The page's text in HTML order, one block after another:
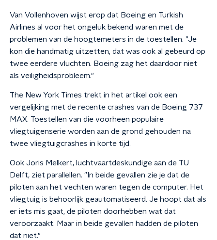
Van Vollenhoven wijst erop dat Boeing en Turkish
Airlines al voor het ongeluk bekend waren met de
problemen van de hoogtemeters in de toestellen. "Je
kon die handmatig uitzetten, dat was ook al gebeurd op
twee eerdere vluchten. Boeing zag het daardoor niet
als veiligheidsprobleem."
The New York Times trekt in het artikel ook een
vergelijking met de recente crashes van de Boeing 737
MAX. Toestellen van die voorheen populaire
vliegtuigenserie worden aan de grond gehouden na
twee vliegtuigcrashes in korte tijd.
Ook Joris Melkert, luchtvaartdeskundige aan de TU
Delft, ziet parallellen. "In beide gevallen zie je dat de
piloten aan het vechten waren tegen de computer. Het
vliegtuig is behoorlijk geautomatiseerd. Je hoopt dat als
er iets mis gaat, de piloten doorhebben wat dat
veroorzaakt. Maar in beide gevallen hadden de piloten
dat niet."